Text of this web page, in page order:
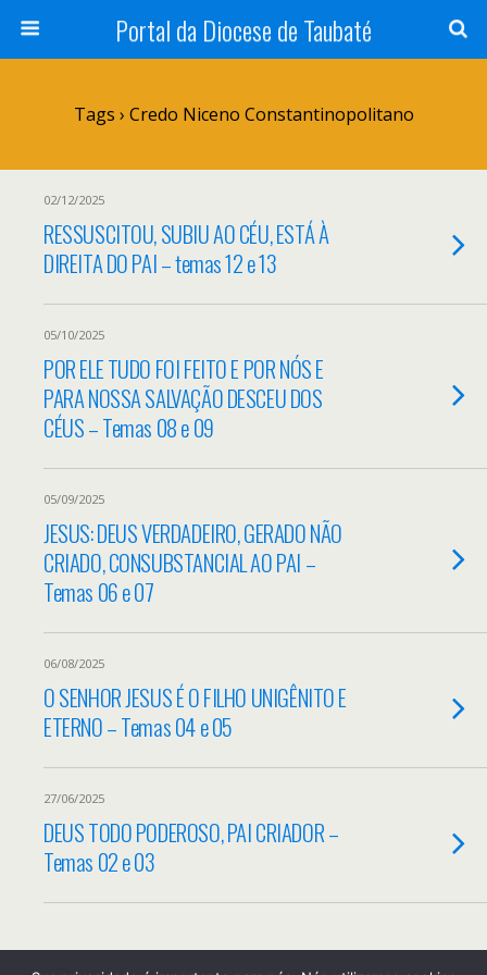
Portal da Diocese de Taubaté
Tags › Credo Niceno Constantinopolitano
02/12/2025
RESSUSCITOU, SUBIU AO CÉU, ESTÁ À
DIREITA DO PAI – temas 12 e 13
05/10/2025
POR ELE TUDO FOI FEITO E POR NÓS E
PARA NOSSA SALVAÇÃO DESCEU DOS
CÉUS – Temas 08 e 09
05/09/2025
JESUS: DEUS VERDADEIRO, GERADO NÃO
CRIADO, CONSUBSTANCIAL AO PAI –
Temas 06 e 07
06/08/2025
O SENHOR JESUS É O FILHO UNIGÊNITO E
ETERNO – Temas 04 e 05
27/06/2025
DEUS TODO PODEROSO, PAI CRIADOR –
Temas 02 e 03
Back to top